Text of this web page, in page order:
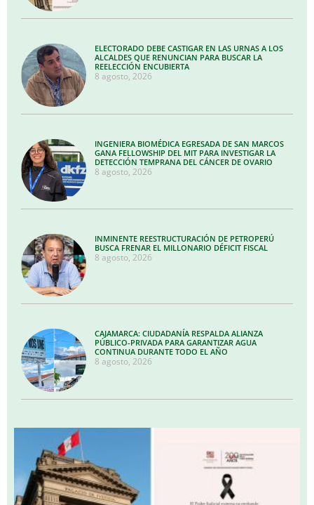
ELECTORADO DEBE CASTIGAR EN LAS URNAS A LOS
ALCALDES QUE RENUNCIAN PARA BUSCAR LA
REELECCIÓN ENCUBIERTA
8 agosto, 2026
INGENIERA BIOMÉDICA EGRESADA DE SAN MARCOS
GANA FELLOWSHIP DEL MIT PARA INVESTIGAR LA
DETECCIÓN TEMPRANA DEL CÁNCER DE OVARIO
8 agosto, 2026
INMINENTE REESTRUCTURACIÓN DE PETROPERÚ
BUSCA FRENAR EL MILLONARIO DÉFICIT FISCAL
8 agosto, 2026
CAJAMARCA: CIUDADANÍA RESPALDA ALIANZA
PÚBLICO-PRIVADA PARA GARANTIZAR AGUA
CONTINUA DURANTE TODO EL AÑO
8 agosto, 2026